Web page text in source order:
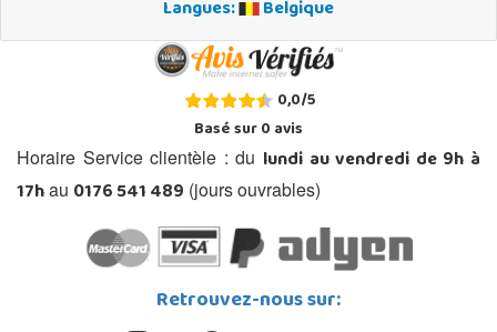
Langues: Belgique
0,0/5
Basé sur0avis
Horaire Service clientèle : du lundi au vendredi de 9h à
17hau 0176 541 489 (jours ouvrables)
Retrouvez-nous sur: